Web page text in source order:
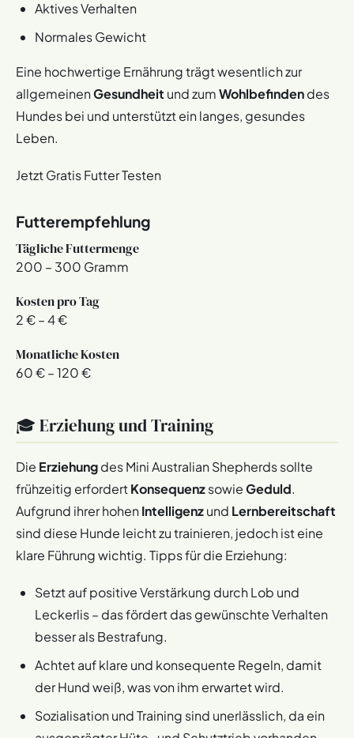
Aktives Verhalten
Normales Gewicht
Eine hochwertige Ernährung trägt wesentlich zur
allgemeinenGesundheit und zumWohlbefindendes
Hundes bei und unterstützt ein langes, gesundes
Leben.
Jetzt Gratis Futter Testen
Futterempfehlung
Tägliche Futtermenge
200 – 300 Gramm
Kosten pro Tag
2 € – 4 €
Monatliche Kosten
60 € – 120 €
🎓 Erziehung und Training
Die Erziehungdes Mini Australian Shepherds sollte
frühzeitig erfordertKonsequenzsowieGeduld.
Aufgrund ihrer hohenIntelligenzund Lernbereitschaft
sind diese Hunde leicht zu trainieren, jedoch ist eine
klare Führung wichtig. Tipps für die Erziehung:
Setzt auf positive Verstärkung durch Lob und
Leckerlis – das fördert das gewünschte Verhalten
besser als Bestrafung.
Achtet auf klare und konsequente Regeln, damit
der Hund weiß, was von ihm erwartet wird.
Sozialisation und Training sind unerlässlich, da ein